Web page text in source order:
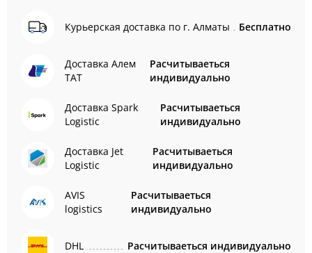
Курьерская доставка по г. Алматы Бесплатно
Доставка Алем
ТАТ
Расчитываеться
индивидуально
Доставка Spark
Logistic
Расчитываеться
индивидуально
Доставка Jet
Logistic
Расчитываеться
индивидуально
AVIS
logistics
Расчитываеться
индивидуально
DHL Расчитываеться индивидуально